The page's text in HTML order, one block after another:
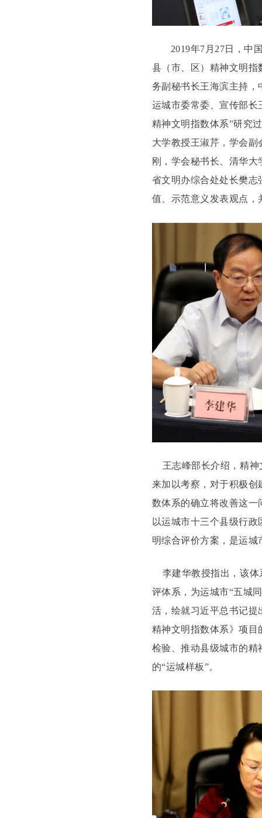
2019年7月27日，中
县（市、区）精神文明
务副秘书长王海滨主持
运城市委常委、宣传部
精神文明指数体系”研究
大学教授王淑芹，学会
刚，学会秘书长、清华
省文明办综合处处长樊
值、示范意义发表观点
王志峰部长介绍，精神
来加以考察，对于积极
数体系的确立将改善这
以运城市十三个县级行
明综合评价方案，是运
李建华教授指出，该体
评体系，为运城市“五城
活，绘就习近平总书记提
精神文明指数体系》项
检验、推动县级城市的
的“运城样板”。